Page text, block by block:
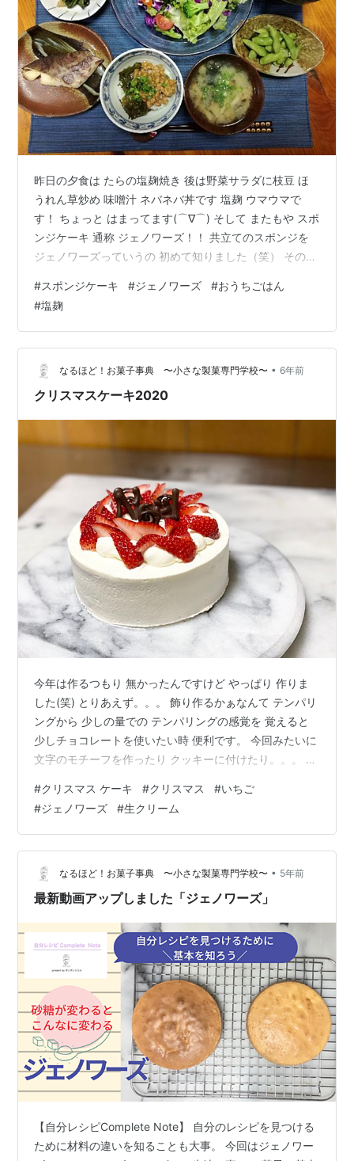
昨日の夕食は たらの塩麹焼き 後は野菜サラダに枝豆 ほ
うれん草炒め 味噌汁 ネバネバ丼です 塩麹 ウマウマで
す！ ちょっと はまってます(⌒∇⌒) そして またもや スポ
ンジケーキ 通称 ジェノワーズ！！ 共立てのスポンジを
ジェノワーズっていうの 初めて知りました（笑） そのぐ
どうかな？ 前回 焼き温度が高すぎた感が あったので 今
回は少し下げて １７０度 ２５分で 焼きました(o^―^o)
それと サイズを 一回り小さい型にしてみました 高さが
もう少し欲しかったので＾＾ どうかな？楽しみ～！！
#スポンジケーキ #ジェノワーズ #おうちごはん
#塩麹
なるほど！お菓子事典 〜小さな製菓専門学校〜 • 6年前
クリスマスケーキ2020
今年は作るつもり 無かったんですけど やっぱり 作りま
した(笑) とりあえず。。。 飾り作るかぁなんて テンパリ
ングから 少しの量での テンパリングの感覚を 覚えると
少しチョコレートを使いたい時 便利です。 今回みたいに
文字のモチーフを作ったり クッキーに付けたり。。。 ジ
くらいの お砂糖と粉で わかりやすく言うと 卵 100g 砂
糖 60g 粉 60g 少し軽めの生地感です。 クリームは36%
を200ml スーパーで売っている1パック。 この量で絞り
まで。 それとイチゴ1パック。 かなり贅沢に使いまし
た。 やっぱりクリスマスって…
#クリスマス ケーキ #クリスマス #いちご
#ジェノワーズ #生クリーム
なるほど！お菓子事典 〜小さな製菓専門学校〜 • 5年前
最新動画アップしました「ジェノワーズ」
【自分レシピComplete Note】 自分のレシピを見つける
ために材料の違いを知ることも大事。 今回はジェノワー